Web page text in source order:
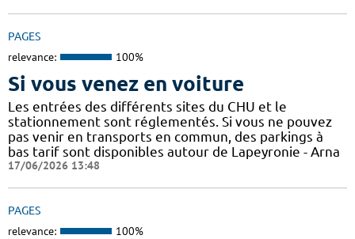
PAGES
relevance: 100%
Si vous venez en voiture
Les entrées des différents sites du CHU et le
stationnement sont réglementés. Si vous ne pouvez
pas venir en transports en commun, des parkings à
bas tarif sont disponibles autour de Lapeyronie - Arna
17/06/2026 13:48
PAGES
relevance: 100%